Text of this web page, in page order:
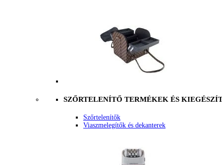
SZŐRTELENÍTŐ TERMÉKEK ÉS
Szőrtelenítők
Viaszmelegítők és dekanterek